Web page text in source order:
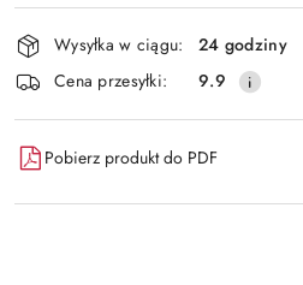
Wyślij
Dostępność
i
dostawa
Wysyłka w ciągu:
24 godziny
Cena przesyłki:
9.9
Pobierz produkt do PDF